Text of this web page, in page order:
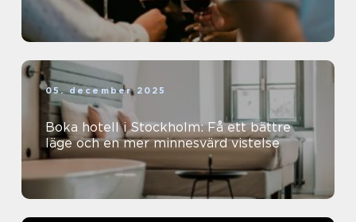
05. december 2025
Boka hotell i Stockholm: Få ett bättre
läge och en mer minnesvärd vistelse